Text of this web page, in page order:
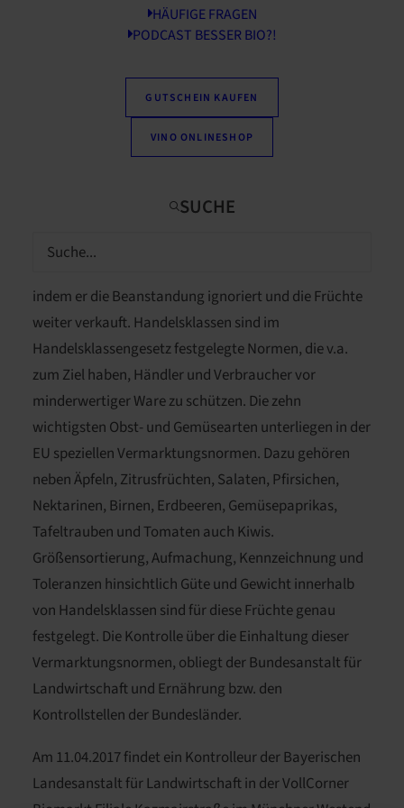
HÄUFIGE FRAGEN
PODCAST BESSER BIO?!
GUTSCHEIN KAUFEN
VINO ONLINESHOP
VollCorner wehrt sich gegen EU-
weltweit gegen die Verschwendung von
verzehrfähigen Lebensmitteln einsetzen, wird sie in
untersagt ein Kontrolleur der Bayerischen
Landesanstalt für Landwirtschaft deren Verkauf. Der
indem er die Beanstandung ignoriert und die Früchte
weiter verkauft. Handelsklassen sind im
Handelsklassengesetz festgelegte Normen, die v.a.
zum Ziel haben, Händler und Verbraucher vor
minderwertiger Ware zu schützen. Die zehn
wichtigsten Obst- und Gemüsearten unterliegen in der
EU speziellen Vermarktungsnormen. Dazu gehören
neben Äpfeln, Zitrusfrüchten, Salaten, Pfirsichen,
Nektarinen, Birnen, Erdbeeren, Gemüsepaprikas,
Tafeltrauben und Tomaten auch Kiwis.
Größensortierung, Aufmachung, Kennzeichnung und
Toleranzen hinsichtlich Güte und Gewicht innerhalb
von Handelsklassen sind für diese Früchte genau
festgelegt. Die Kontrolle über die Einhaltung dieser
Vermarktungsnormen, obliegt der Bundesanstalt für
Landwirtschaft und Ernährung bzw. den
Kontrollstellen der Bundesländer.
Am 11.04.2017 findet ein Kontrolleur der Bayerischen
Landesanstalt für Landwirtschaft in derVollCorner